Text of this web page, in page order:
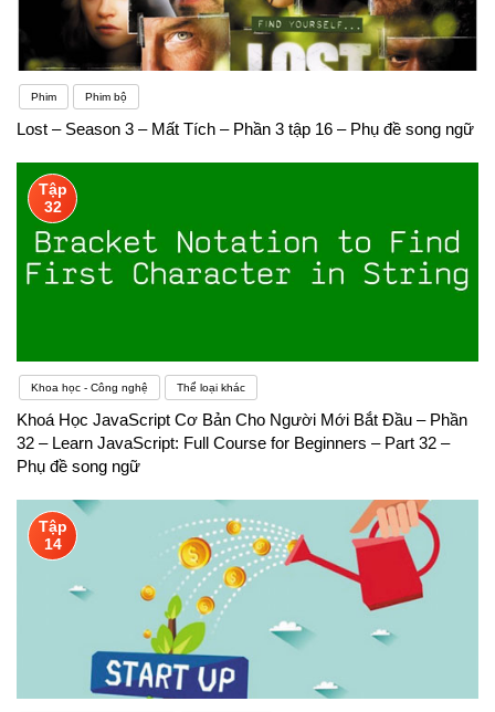
Phim Phim bộ
Lost – Season 3 – Mất Tích – Phần 3 tập 16 – Phụ đề song ngữ
Tập
32
Khoa học - Công nghệ Thể loại khác
Khoá Học JavaScript Cơ Bản Cho Người Mới Bắt Đầu – Phần
32 – Learn JavaScript: Full Course for Beginners – Part 32 –
Phụ đề song ngữ
Tập
14